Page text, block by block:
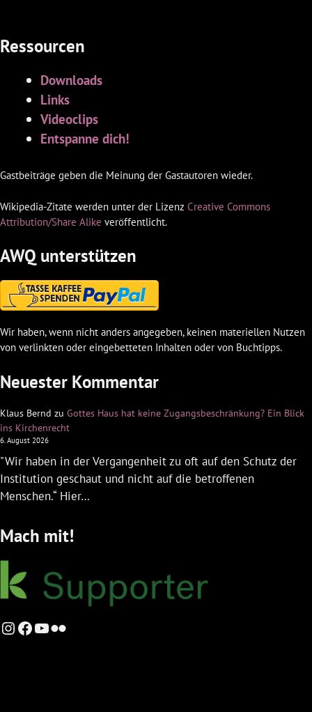
Ressourcen
Downloads
Links
Videoclips
Entspanne dich!
Gastbeiträge geben die Meinung der Gastautoren wieder.
Wikipedia-Zitate werden unter der Lizenz Creative Commons
Attribution/Share Alike veröffentlicht.
AWQ unterstützen
Wir haben, wenn nicht anders angegeben, keinen materiellen Nutzen
von verlinkten oder eingebetteten Inhalten oder von Buchtipps.
Neuester Kommentar
Klaus Bernd zu Gottes Haus hat keine Zugangsbeschränkung? Ein Blick
ins Kirchenrecht
6. August 2026
"Wir haben in der Vergangenheit zu oft auf den Schutz der
Institution geschaut und nicht auf die betroffenen
Menschen.“ Hier…
Mach mit!
Instagram
Facebook
YouTube
Flickr